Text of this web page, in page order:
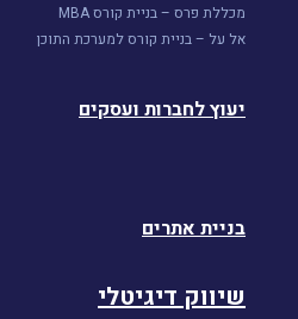
מכללת פרס – בניית קורס MBA
אל על – בניית קורס למערכת התוכן
יעוץ לחברות ועסקים
בניית אתרים
שיווק דיגיטלי